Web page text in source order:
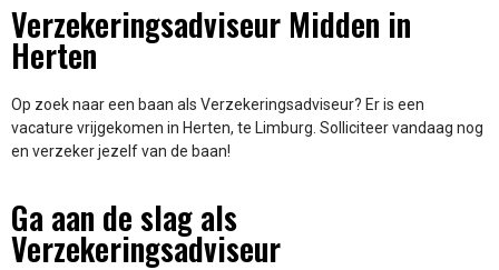
Verzekeringsadviseur Midden in
Herten
Op zoek naar een baan als Verzekeringsadviseur? Er is een
vacature vrijgekomen in Herten, te Limburg. Solliciteer vandaag nog
en verzeker jezelf van de baan!
Ga aan de slag als
Verzekeringsadviseur